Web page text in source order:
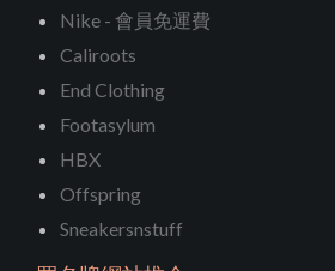
Nike - 會員免運費
Caliroots
End Clothing
Footasylum
HBX
Offspring
Sneakersnstuff